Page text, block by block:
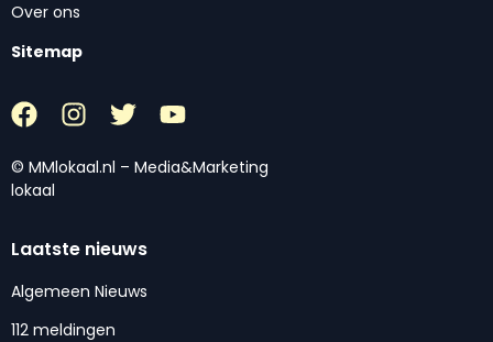
Over ons
Sitemap
© MMlokaal.nl – Media&Marketing
lokaal
Laatste nieuws
Algemeen Nieuws
112 meldingen